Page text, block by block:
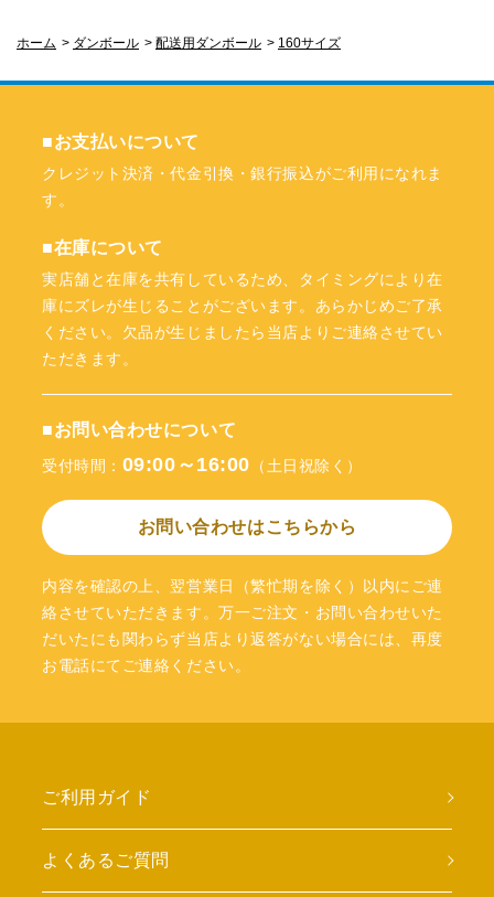
ホーム > ダンボール > 配送用ダンボール > 160サイズ
■お支払いについて
クレジット決済・代金引換・銀行振込がご利用になれま
す。
■在庫について
実店舗と在庫を共有しているため、タイミングにより在
庫にズレが生じることがございます。あらかじめご了承
ください。欠品が生じましたら当店よりご連絡させてい
ただきます。
■お問い合わせについて
受付時間： 09:00～16:00 （土日祝除く）
お問い合わせはこちらから
内容を確認の上、翌営業日（繁忙期を除く）以内にご連
絡させていただきます。万一ご注文・お問い合わせいた
だいたにも関わらず当店より返答がない場合には、再度
お電話にてご連絡ください。
ご利用ガイド
よくあるご質問